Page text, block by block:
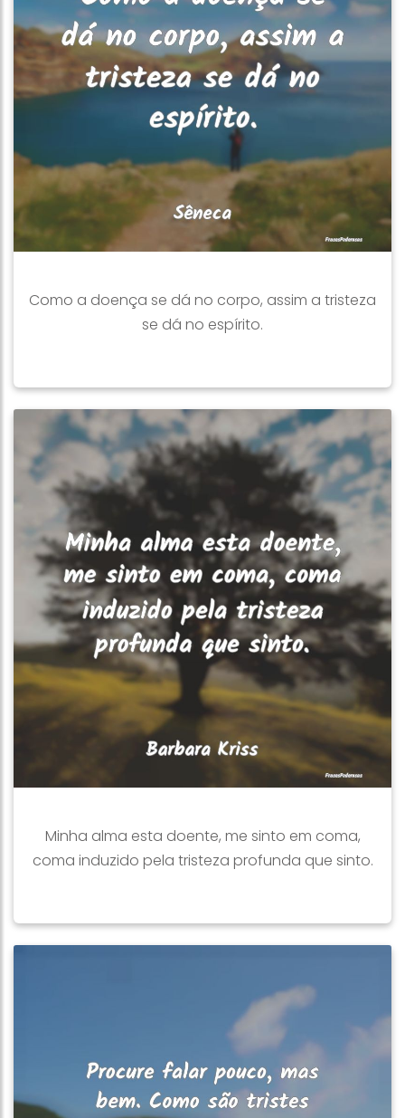
Como a doença se dá no corpo, assim a tristeza
se dá no espírito.
Minha alma esta doente, me sinto em coma,
coma induzido pela tristeza profunda que sinto.